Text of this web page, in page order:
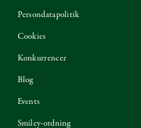
Persondatapolitik
Cookies
Konkurrencer
Blog
Events
Smiley-ordning